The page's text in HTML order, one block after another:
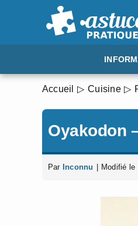
Accueil Cuisine
Oyakodon
Par Inconnu Modifié